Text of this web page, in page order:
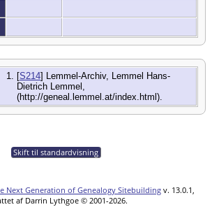
[S214] Lemmel-Archiv, Lemmel Hans-
Dietrich Lemmel,
(http://geneal.lemmel.at/index.html).
Skift til standardvisning
Next Generation of Genealogy Sitebuildingv. 13.0.1,
af Darrin Lythgoe © 2001-2026.